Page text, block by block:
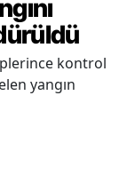
kontrol
yangın